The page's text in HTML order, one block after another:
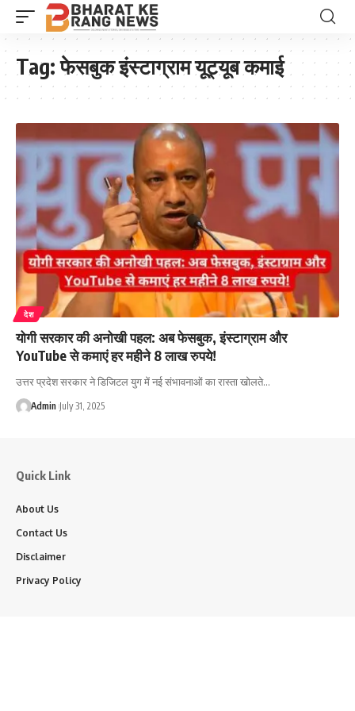
Tag:फेसबुक इंस्टाग्राम यूट्यूब कमाई
देश
योगी सरकार की अनोखी पहल: अब फेसबुक, इंस्टाग्राम और
YouTube से कमाएं हर महीने 8 लाख रुपये!
उत्तर प्रदेश सरकार ने डिजिटल युग में नई संभावनाओं का रास्ता खोलते…
Admin July 31, 2025
Quick Link
About Us
Contact Us
Disclaimer
Privacy Policy